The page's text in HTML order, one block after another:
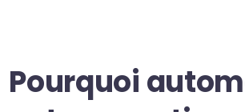
Pourquoi